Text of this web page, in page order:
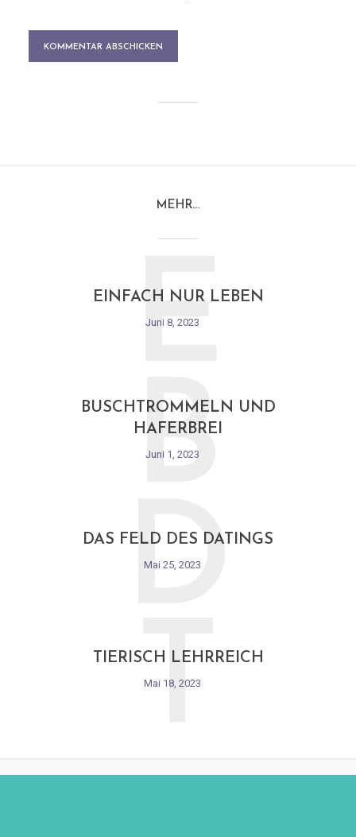
MEHR…
EINFACH NUR LEBEN
Juni 8, 2023
E
BUSCHTROMMELN UND
HAFERBREI
Juni 1, 2023
B
DAS FELD DES DATINGS
Mai 25, 2023
D
TIERISCH LEHRREICH
Mai 18, 2023
T